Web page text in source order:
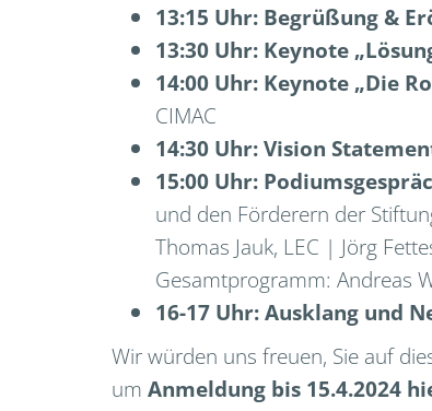
13:15 Uhr: Begrüßung &
13:30 Uhr: Keynote
14:00 Uhr: Keynote „Die
CIMAC
14:30 Uhr: Vision
15:00 Uhr:
und den Förderern der
Thomas Jauk, LEC | Jörg
Gesamtprogramm: Andreas
16-17 Uhr: Ausklang und
Wir würden uns freuen, Sie auf
um Anmeldung bis 15.4.2024